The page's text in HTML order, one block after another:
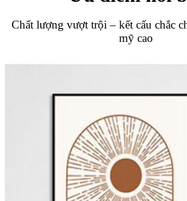
Chất lượng vượt trội – kết cấu chắc
mỹ cao